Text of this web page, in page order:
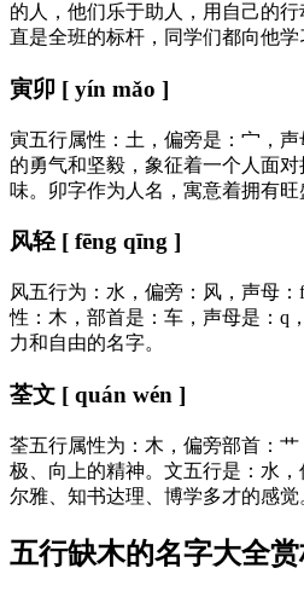
的人，他们乐于助人，用自己的
直是全班的标杆，同学们都向他
寅卯 [ yín mǎo ]
寅五行属性：土，偏旁是：宀，
的勇气和坚毅，象征着一个人面
味。卯字作为人名，寓意着拥有
风轻 [ fēng qīng ]
风五行为：水，偏旁：风，声母
性：木，部首是：车，声母是：q
力和自由的名字。
荃文 [ quán wén ]
荃五行属性为：木，偏旁部首：
极、向上的精神。文五行是：水
尔雅、知书达理、博学多才的感觉
五行缺木的名字大全